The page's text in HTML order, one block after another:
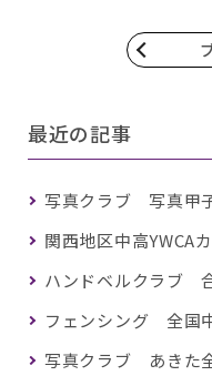
最近の記事
写真クラブ 写真甲
関西地区中高YWCA
ハンドベルクラブ
フェンシング 全国
写真クラブ あきた